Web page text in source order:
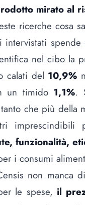
mirato al
ricerche cosa
intervistati
nel cibo la
calati del 10,9%
un timido 1,1%.
che più della
funzionalità,
i consumi
non manca
le spese, il